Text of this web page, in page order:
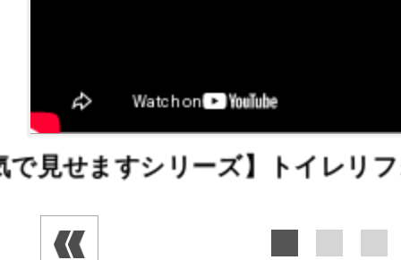
！ 知らないと損！補助金